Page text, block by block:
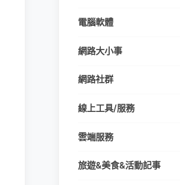
電腦軟體
網路大小事
網路社群
線上工具/服務
雲端服務
旅遊&美食&活動記事